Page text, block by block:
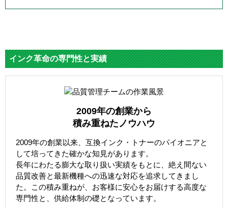
インク革命の専門性と実績
2009年の創業から
積み重ねたノウハウ
2009年の創業以来、互換インク・トナーのパイオニアと
して培ってきた確かな知見があります。
長年にわたる膨大な取り扱い実績をもとに、絶え間ない
品質改善と最新機種への迅速な対応を追求してきまし
た。この積み重ねが、お客様に安心をお届けする高度な
専門性と、供給体制の礎となっています。